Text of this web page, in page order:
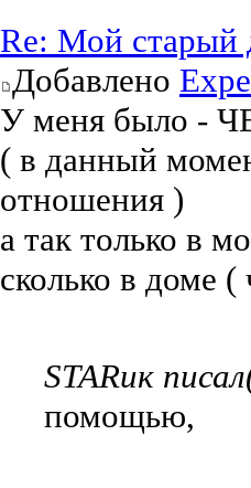
Re: Мой старый
Добавлено
У меня было -
( в данный
отношения )
а так только в
сколько в доме
STARик
помощью,